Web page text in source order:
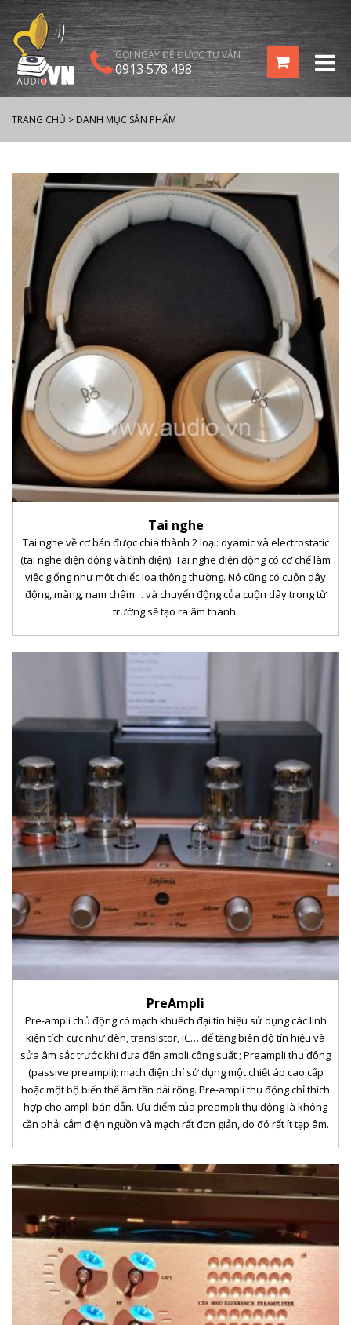
GỌI NGAY ĐỂ ĐƯỢC TƯ VẤN
0913 578 498
TRANG CHỦ > DANH MỤC SẢN PHẨM
Tai nghe
Tai nghe về cơ bản được chia thành 2 loại: dyamic và electrostatic
(tai nghe điện động và tĩnh điện). Tai nghe điện động có cơ chế làm
việc giống như một chiếc loa thông thường. Nó cũng có cuộn dây
động, màng, nam châm… và chuyển động của cuộn dây trong từ
trường sẽ tạo ra âm thanh.
PreAmpli
Pre-ampli chủ động có mạch khuếch đại tín hiệu sử dụng các linh
kiện tích cực như đèn, transistor, IC… để tăng biên độ tín hiệu và
sửa âm sắc trước khi đưa đến ampli công suất ; Preampli thụ động
(passive preampli): mạch điện chỉ sử dụng một chiết áp cao cấp
hoặc một bộ biến thế âm tần dải rộng. Pre-ampli thụ động chỉ thích
hợp cho ampli bán dẫn. Ưu điểm của preampli thụ động là không
cần phải cắm điện nguồn và mạch rất đơn giản, do đó rất ít tạp âm.